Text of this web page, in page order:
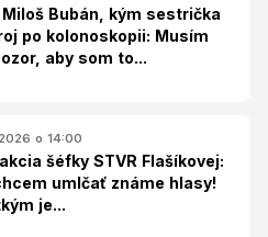
Bubán, kým sestrička
po kolonoskopii: Musím
aby som to...
o 14:00
šéfky STVR Flašíkovej:
umlčať známe hlasy!
je...